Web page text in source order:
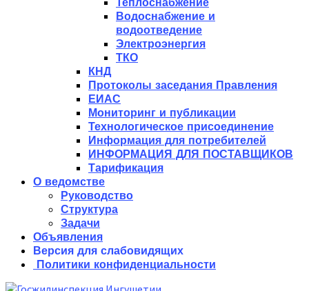
Водоснабжение и
водоотведение
Электроэнергия
ТКО
КНД
Протоколы заседания Правления
ЕИАС
Мониторинг и публикации
Технологическое присоединение
Информация для потребителей
ИНФОРМАЦИЯ ДЛЯ ПОСТАВЩИКОВ
Тарификация
О ведомстве
Руководство
Структура
Задачи
Объявления
Версия для слабовидящих
Политики конфиденциальности